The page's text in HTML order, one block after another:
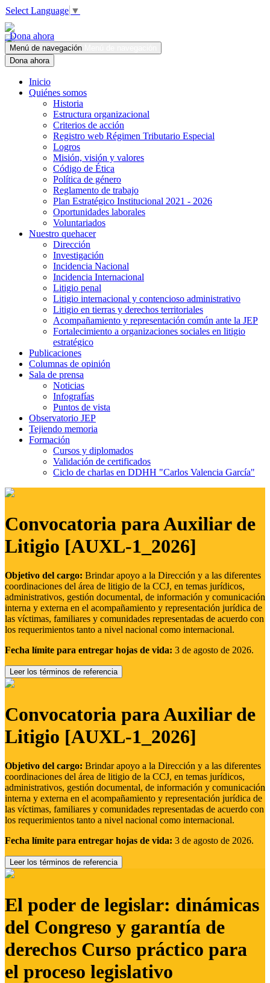
Select Language ▼
Dona ahora
Menú de navegación
Dona ahora
Inicio
Quiénes somos
Historia
Estructura organizacional
Criterios de acción
Registro web Régimen Tributario Especial
Logros
Misión, visión y valores
Código de Ética
Política de género
Reglamento de trabajo
Plan Estratégico Institucional 2021 - 2026
Oportunidades laborales
Voluntariados
Nuestro quehacer
Dirección
Investigación
Incidencia Nacional
Incidencia Internacional
Litigio penal
Litigio internacional y contencioso administrativo
Litigio en tierras y derechos territoriales
Acompañamiento y representación común ante la JEP
Fortalecimiento a organizaciones sociales en litigio
estratégico
Publicaciones
Columnas de opinión
Sala de prensa
Noticias
Infografías
Puntos de vista
Observatorio JEP
Tejiendo memoria
Formación
Cursos y diplomados
Validación de certificados
Ciclo de charlas en DDHH "Carlos Valencia García"
Convocatoria para Auxiliar de
Litigio [AUXL-1_2026]
Objetivo del cargo: Brindar apoyo a la Dirección y a las diferentes
coordinaciones del área de litigio de la CCJ, en temas jurídicos,
administrativos, gestión documental, de información y comunicación
interna y externa en el acompañamiento y representación jurídica de
las víctimas, familiares y comunidades representadas de acuerdo con
los requerimientos tanto a nivel nacional como internacional.
Fecha límite para entregar hojas de vida: 3 de agosto de 2026.
Leer los términos de referencia
Convocatoria para Auxiliar de
Litigio [AUXL-1_2026]
Objetivo del cargo: Brindar apoyo a la Dirección y a las diferentes
coordinaciones del área de litigio de la CCJ, en temas jurídicos,
administrativos, gestión documental, de información y comunicación
interna y externa en el acompañamiento y representación jurídica de
las víctimas, familiares y comunidades representadas de acuerdo con
los requerimientos tanto a nivel nacional como internacional.
Fecha límite para entregar hojas de vida: 3 de agosto de 2026.
Leer los términos de referencia
El poder de legislar: dinámicas
del Congreso y garantía de
derechos Curso práctico para
el proceso legislativo